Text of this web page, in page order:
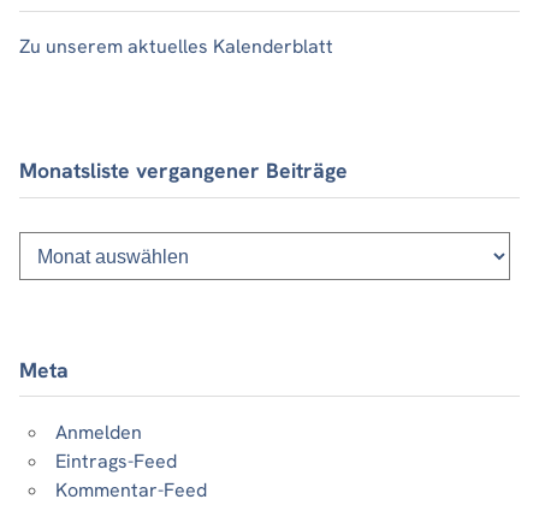
Zu unserem aktuelles Kalenderblatt
Monatsliste vergangener Beiträge
Monatsliste
vergangener
Beiträge
Meta
Anmelden
Eintrags-Feed
Kommentar-Feed